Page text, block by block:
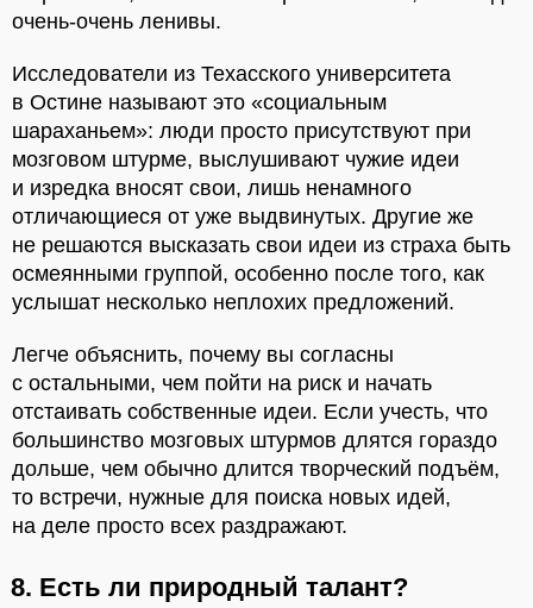
очень-очень ленивы.
Исследователи из Техасского университета
в Остине называют это «социальным
шараханьем»: люди просто присутствуют при
мозговом штурме, выслушивают чужие идеи
и изредка вносят свои, лишь ненамного
отличающиеся от уже выдвинутых. Другие же
не решаются высказать свои идеи из страха быть
осмеянными группой, особенно после того, как
услышат несколько неплохих предложений.
Легче объяснить, почему вы согласны
с остальными, чем пойти на риск и начать
отстаивать собственные идеи. Если учесть, что
большинство мозговых штурмов длятся гораздо
дольше, чем обычно длится творческий подъём,
то встречи, нужные для поиска новых идей,
на деле просто всех раздражают.
8. Есть ли природный талант?